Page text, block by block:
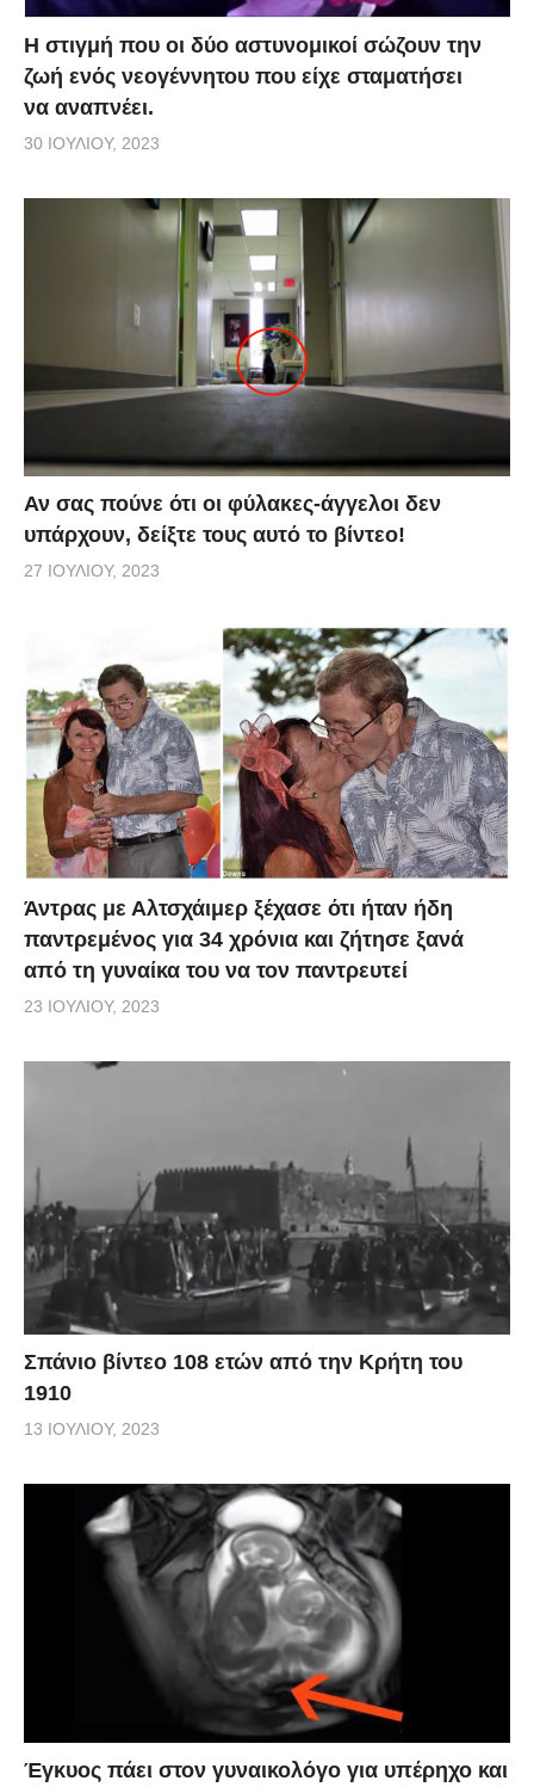
Η στιγμή που οι δύο αστυνομικοί σώζουν την
ζωή ενός νεογέννητου που είχε σταματήσει
να αναπνέει.
30 ΙΟΥΛΊΟΥ, 2023
Αν σας πούνε ότι οι φύλακες-άγγελοι δεν
υπάρχουν, δείξτε τους αυτό το βίντεο!
27 ΙΟΥΛΊΟΥ, 2023
Άντρας με Αλτσχάιμερ ξέχασε ότι ήταν ήδη
παντρεμένος για 34 χρόνια και ζήτησε ξανά
από τη γυναίκα του να τον παντρευτεί
23 ΙΟΥΛΊΟΥ, 2023
Σπάνιο βίντεο 108 ετών από την Κρήτη του
1910
13 ΙΟΥΛΊΟΥ, 2023
Έγκυος πάει στον γυναικολόγο για υπέρηχο και